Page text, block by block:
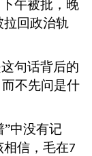
午被批，晚
拉回政治轨
句话背后的
而不先问是什
”中没有记
信，毛在7